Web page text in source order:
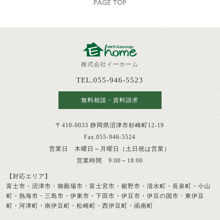
株式会社イーホーム
TEL.055-946-5523
無料相談・資料請求
〒410-0033 静岡県沼津市杉崎町12-19
Fax.055-946-5524
営業日 木曜日～月曜日（土日祝は営業）
営業時間 9:00～18:00
【対応エリア】
富士市・沼津市・御殿場市・富士宮市・裾野市・清水町・長泉町・小山
町・熱海市・三島市・伊東市・下田市・伊豆市・伊豆の国市・東伊豆
町・河津町・南伊豆町・松崎町・西伊豆町・函南町